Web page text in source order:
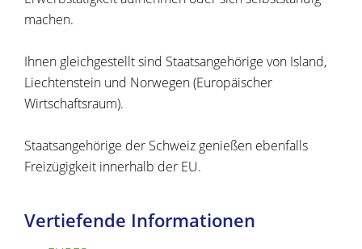
machen.
Ihnen gleichgestellt sind Staatsangehörige von Island,
Liechtenstein und Norwegen (Europäischer
Wirtschaftsraum).
Staatsangehörige der Schweiz genießen ebenfalls
Freizügigkeit innerhalb der EU.
Vertiefende Informationen